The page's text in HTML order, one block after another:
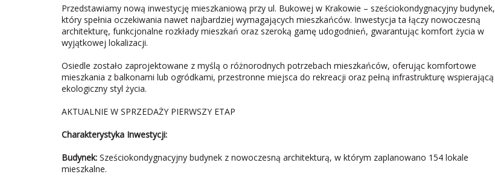
Przedstawiamy nową inwestycję mieszkaniową przy ul. Bukowej w Krakowie – sześciokondygnacyjny budynek,
który spełnia oczekiwania nawet najbardziej wymagających mieszkańców. Inwestycja ta łączy nowoczesną
architekturę, funkcjonalne rozkłady mieszkań oraz szeroką gamę udogodnień, gwarantując komfort życia w
wyjątkowej lokalizacji.
Osiedle zostało zaprojektowane z myślą o różnorodnych potrzebach mieszkańców, oferując komfortowe
mieszkania z balkonami lub ogródkami, przestronne miejsca do rekreacji oraz pełną infrastrukturę wspierającą
ekologiczny styl życia.
AKTUALNIE W SPRZEDAŻY PIERWSZY ETAP
Charakterystyka Inwestycji:
Budynek: Sześciokondygnacyjny budynek z nowoczesną architekturą, w którym zaplanowano 154 lokale
mieszkalne.